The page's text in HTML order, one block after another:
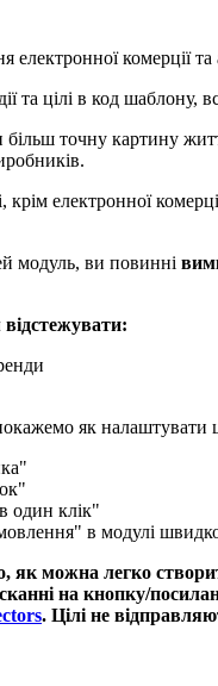
комерції та
та цілі в код шаблону,
точну картину
електронної
модуль, ви повинні
як налаштувати
один клік"
в модулі
як можна легко
на кнопку/
. Цілі не